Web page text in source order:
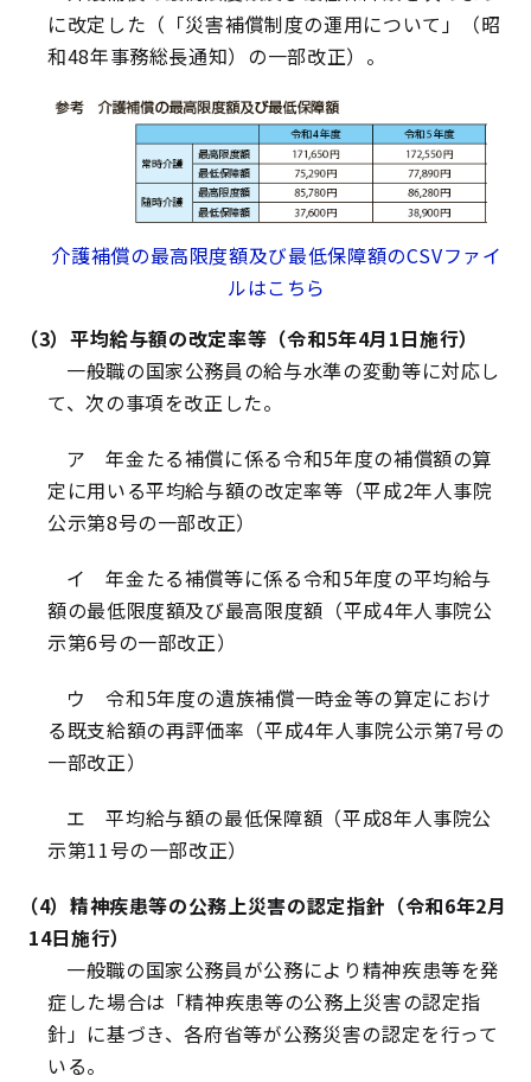
に改定した（「災害補償制度の運用について」（昭
和48年事務総長通知）の一部改正）。
介護補償の最高限度額及び最低保障額のCSVファイ
ルはこちら
（3）平均給与額の改定率等（令和5年4月1日施行）
一般職の国家公務員の給与水準の変動等に対応し
て、次の事項を改正した。
ア 年金たる補償に係る令和5年度の補償額の算
定に用いる平均給与額の改定率等（平成2年人事院
公示第8号の一部改正）
イ 年金たる補償等に係る令和5年度の平均給与
額の最低限度額及び最高限度額（平成4年人事院公
示第6号の一部改正）
ウ 令和5年度の遺族補償一時金等の算定におけ
る既支給額の再評価率（平成4年人事院公示第7号の
一部改正）
エ 平均給与額の最低保障額（平成8年人事院公
示第11号の一部改正）
（4）精神疾患等の公務上災害の認定指針（令和6年2月
14日施行）
一般職の国家公務員が公務により精神疾患等を発
症した場合は「精神疾患等の公務上災害の認定指
針」に基づき、各府省等が公務災害の認定を行って
いる。